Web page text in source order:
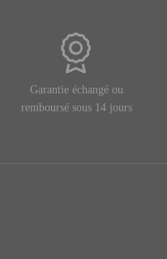
Garantie échangé ou
remboursé sous 14 jours